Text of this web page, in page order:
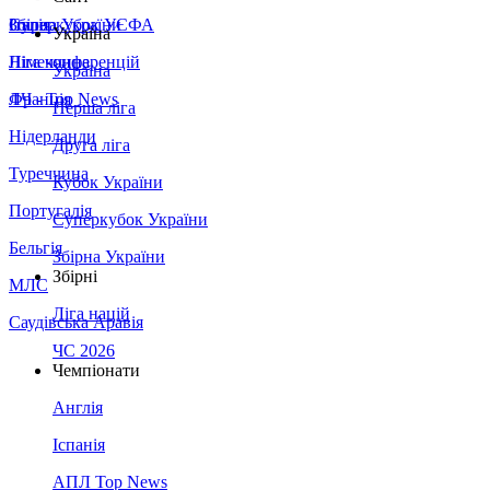
Збірна України
Італія
Німеччина
Франція
Нідерланди
Туреччина
Португалія
Бельгія
МЛС
Саудівська Аравія
Суперкубок УЄФА
Ліга конференцій
ЛЧ - Top News
Україна
Україна
Перша ліга
Друга ліга
Кубок України
Суперкубок України
Збірна України
Збірні
Ліга націй
ЧС 2026
Чемпіонати
Англія
Іспанія
АПЛ Top News